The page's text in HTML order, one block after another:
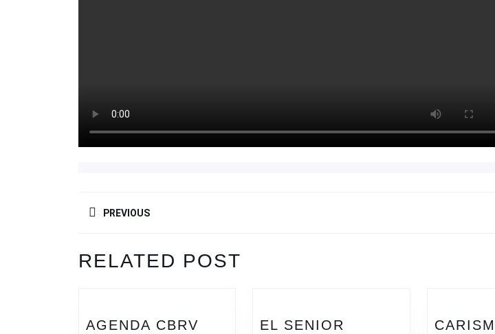
ENTRADAS
PREVIOUS
anterior:
RELATED POST
AGENDA CBRV
EL SENIOR